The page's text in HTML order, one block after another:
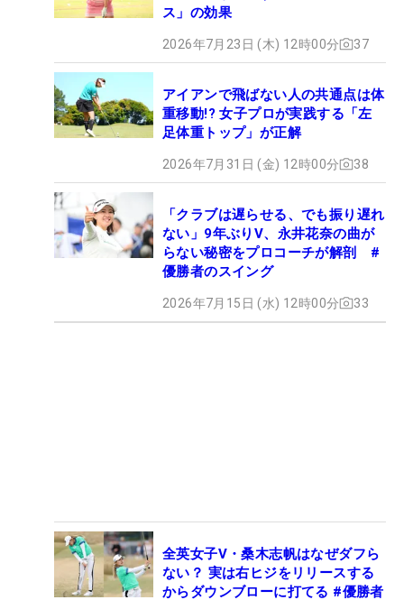
ス」の効果
2026年7月23日 (木) 12時00分 37
アイアンで飛ばない人の共通点は体
重移動!? 女子プロが実践する「左
足体重トップ」が正解
2026年7月31日 (金) 12時00分 38
「クラブは遅らせる、でも振り遅れ
ない」9年ぶりV、永井花奈の曲が
らない秘密をプロコーチが解剖 #
優勝者のスイング
2026年7月15日 (水) 12時00分 33
全英女子V・桑木志帆はなぜダフら
ない？ 実は右ヒジをリリースする
からダウンブローに打てる #優勝者